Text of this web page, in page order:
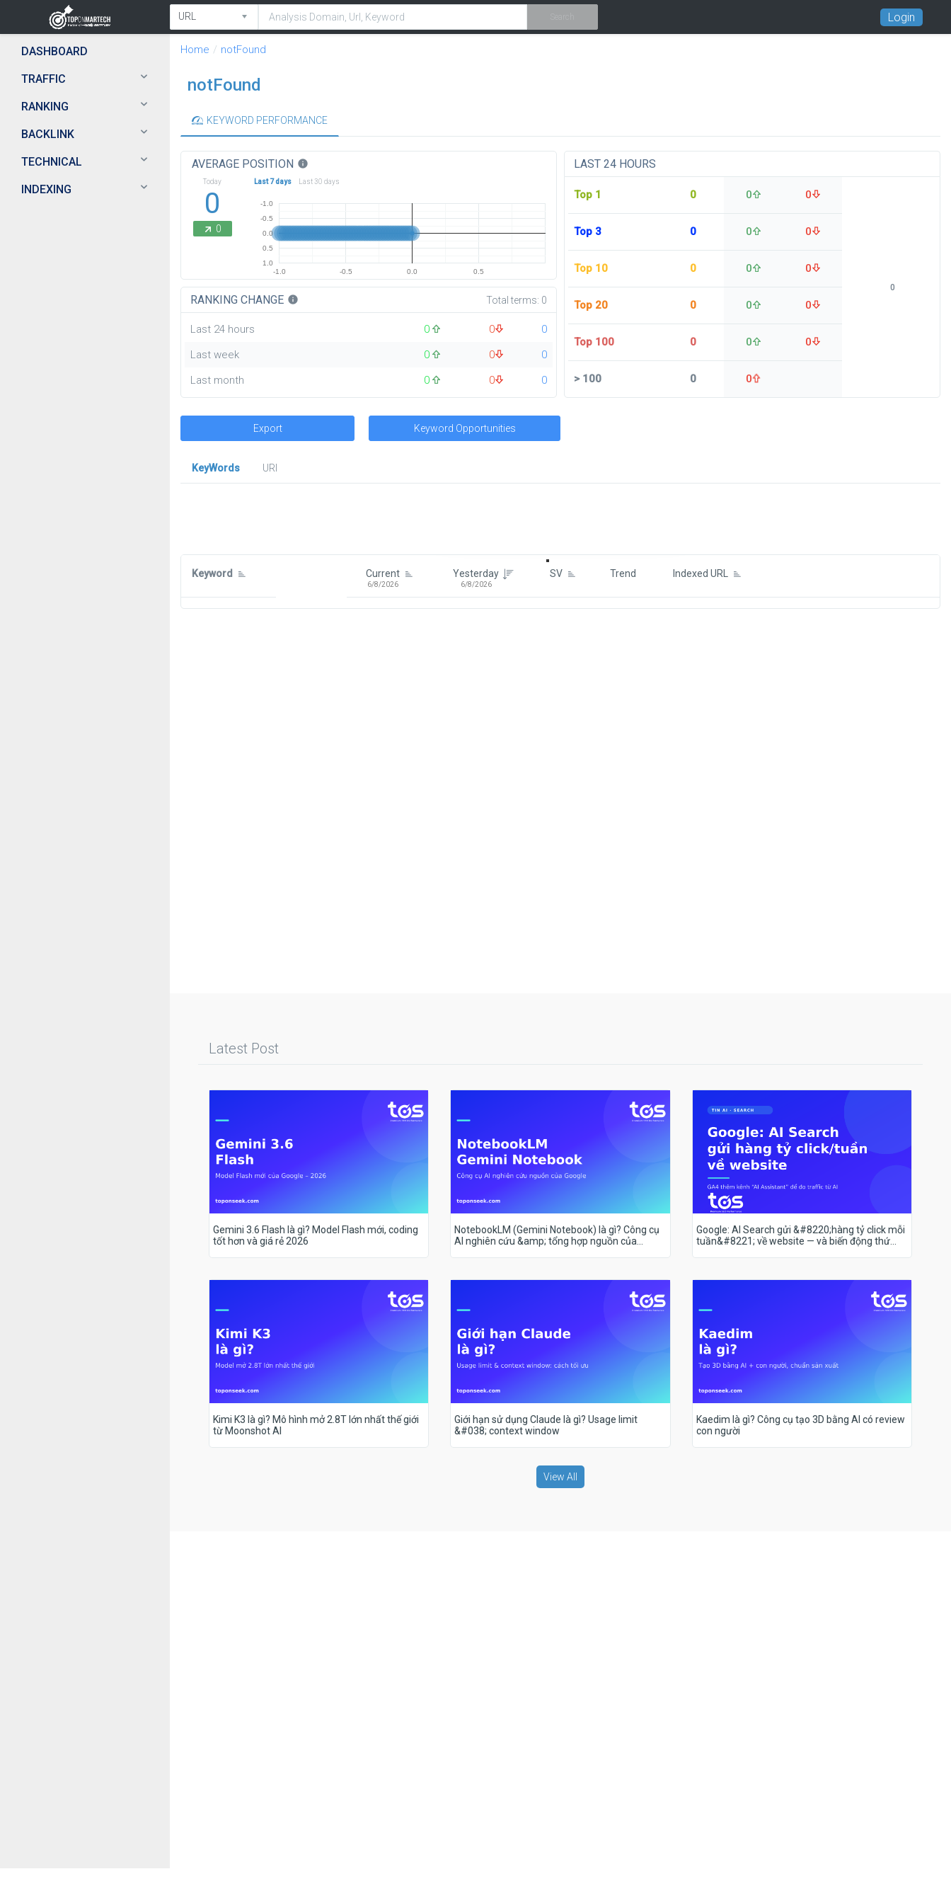
Login
DASHBOARD
TRAFFIC
RANKING
BACKLINK
TECHNICAL
INDEXING
Home notFound
notFound
KEYWORD PERFORMANCE
AVERAGE POSITION info
Today
0
0
Last 7 days Last 30 days
-1.0 -0.5 0.0 0.5
-1.0
-0.5
0.0
0.5
1.0
RANKING CHANGE info Total terms: 0
Last 24 hours 0 0
0
Last week
0 0
0
Last month
0 0 0
LAST 24 HOURS
Top 1 0 0 0
Top 3 0 0 0
Top 10 0 0 0
Top 20 0 0 0
Top 100 0 0 0
>100 0 0
0
Export Keyword Opportunities
KeyWords
URl
Keyword Current
6/8/2026
Yesterday
6/8/2026
SV Trend Indexed URL
Latest Post
Gemini 3.6 Flash là gì? Model Flash mới, coding
tốt hơn và giá rẻ 2026
NotebookLM (Gemini Notebook) là gì? Công cụ
AI nghiên cứu &amp; tổng hợp nguồn của
Google: AI Search gửi &#8220;hàng tỷ click mỗi
tuần&#8221; về website — và biến động thứ
Kimi K3 là gì? Mô hình mở 2.8T lớn nhất thế giới
từ Moonshot AI
Giới hạn sử dụng Claude là gì? Usage limit
&#038; context window
Kaedim là gì? Công cụ tạo 3D bằng AI có review
con người
View All